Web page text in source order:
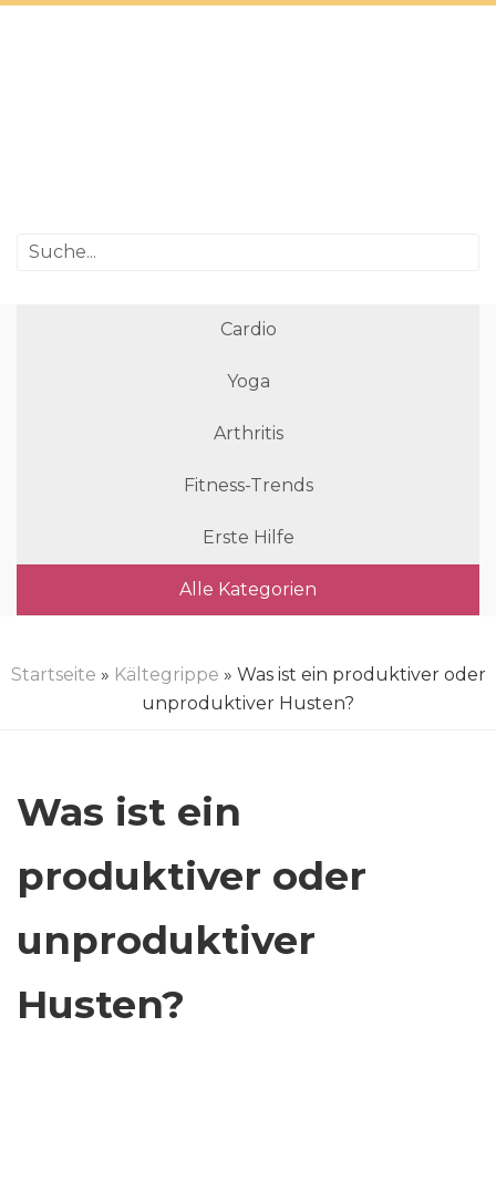
Cardio
Yoga
Arthritis
Fitness-Trends
Erste Hilfe
Alle Kategorien
Startseite » Kältegrippe » Was ist ein produktiver oder
unproduktiver Husten?
Was ist ein
produktiver oder
unproduktiver
Husten?